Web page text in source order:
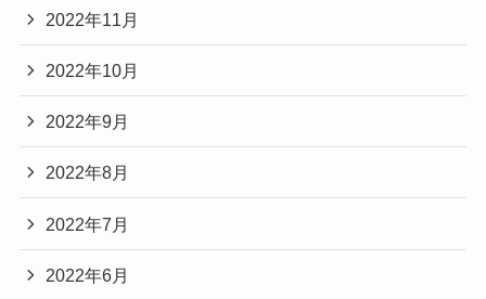
2022年11月
2022年10月
2022年9月
2022年8月
2022年7月
2022年6月